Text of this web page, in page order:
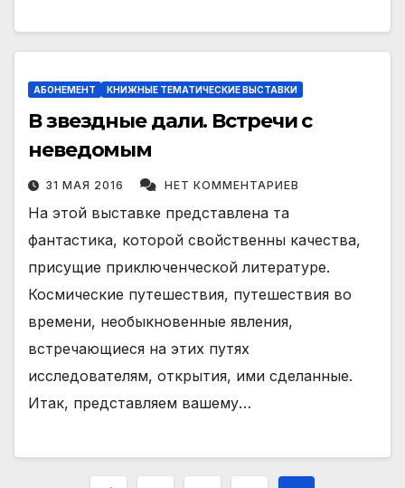
АБОНЕМЕНТ КНИЖНЫЕ ТЕМАТИЧЕСКИЕ ВЫСТАВКИ
В звездные дали. Встречи с
неведомым
31 МАЯ 2016 НЕТ КОММЕНТАРИЕВ
На этой выставке представлена та
фантастика, которой свойственны качества,
присущие приключенческой литературе.
Космические путешествия, путешествия во
времени, необыкновенные явления,
встречающиеся на этих путях
исследователям, открытия, ими сделанные.
Итак, представляем вашему…